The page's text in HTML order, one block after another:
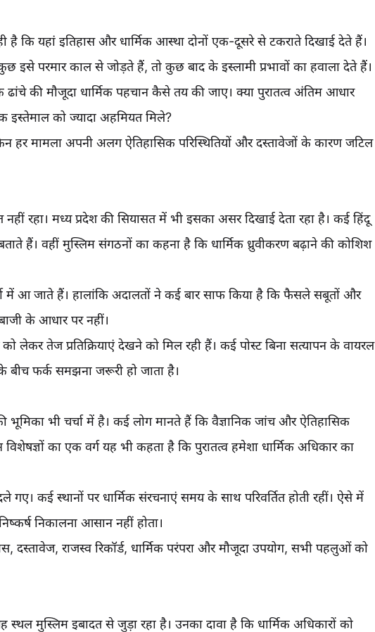
है कि यहां इतिहास और धार्मिक आस्था दोनों एक-दूसरे से टकराते दिखाई देते हैं।
इसे परमार काल से जोड़ते हैं, तो कुछ बाद के इस्लामी प्रभावों का हवाला देते हैं।
की मौजूदा धार्मिक पहचान कैसे तय की जाए। क्या पुरातत्व अंतिम आधार
इस्तेमाल को ज्यादा अहमियत मिले?
हर मामला अपनी अलग ऐतिहासिक परिस्थितियों और दस्तावेजों के कारण जटिल
रहा। मध्य प्रदेश की सियासत में भी इसका असर दिखाई देता रहा है। कई हिंदू
हैं। वहीं मुस्लिम संगठनों का कहना है कि धार्मिक ध्रुवीकरण बढ़ाने की कोशिश
में आ जाते हैं। हालांकि अदालतों ने कई बार साफ किया है कि फैसले सबूतों और
के आधार पर नहीं।
लेकर तेज प्रतिक्रियाएं देखने को मिल रही हैं। कई पोस्ट बिना सत्यापन के वायरल
फर्क समझना जरूरी हो जाता है।
भूमिका भी चर्चा में है। कई लोग मानते हैं कि वैज्ञानिक जांच और ऐतिहासिक
का एक वर्ग यह भी कहता है कि पुरातत्व हमेशा धार्मिक अधिकार का
कई स्थानों पर धार्मिक संरचनाएं समय के साथ परिवर्तित होती रहीं। ऐसे में
निकालना आसान नहीं होता।
दस्तावेज, राजस्व रिकॉर्ड, धार्मिक परंपरा और मौजूदा उपयोग, सभी पहलुओं को
मुस्लिम इबादत से जुड़ा रहा है। उनका दावा है कि धार्मिक अधिकारों को